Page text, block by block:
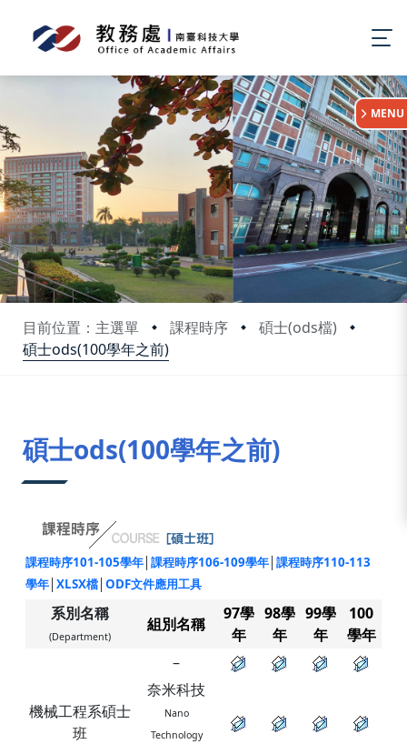
目前位置：主選單 課程時序
碩士(ods檔)
碩士ods(100學年之前)
:::
MENU
碩士ods(100學年之前)
課程時序101-105學年 課程時序106-109學年 課程時序110-113
學年 XLSX檔 ODF文件應用工具
系別名稱
(Department)
組別名稱
97學
年
98學
年
99學
年
100
學年
機械工程系碩士
班
–
奈米科技
Nano
Technology